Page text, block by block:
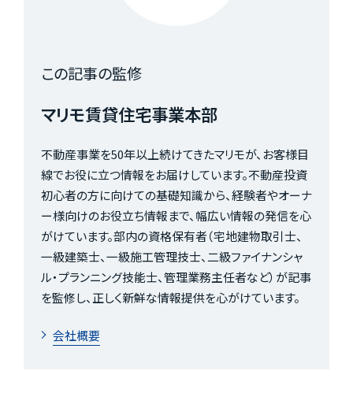
この記事の監修
マリモ賃貸住宅事業本部
不動産事業を50年以上続けてきたマリモが、お客様目
線でお役に立つ情報をお届けしています。不動産投資
初心者の方に向けての基礎知識から、経験者やオーナ
ー様向けのお役立ち情報まで、幅広い情報の発信を心
がけています。部内の資格保有者（宅地建物取引士、
一級建築士、一級施工管理技士、二級ファイナンシャ
ル・プランニング技能士、管理業務主任者など）が記事
を監修し、正しく新鮮な情報提供を心がけています。
会社概要